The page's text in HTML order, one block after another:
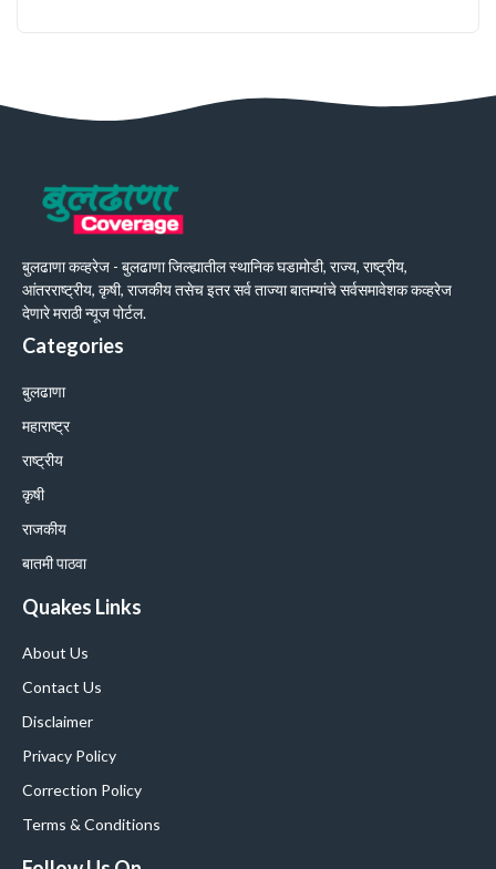
बुलढाणा कव्हरेज - बुलढाणा जिल्ह्यातील स्थानिक घडामोडी, राज्य, राष्ट्रीय,
आंतरराष्ट्रीय, कृषी, राजकीय तसेच इतर सर्व ताज्या बातम्यांचे सर्वसमावेशक कव्हरेज
देणारे मराठी न्यूज पोर्टल.
Categories
बुलढाणा
महाराष्ट्र
राष्ट्रीय
कृषी
राजकीय
बातमी पाठवा
Quakes Links
About Us
Contact Us
Disclaimer
Privacy Policy
Correction Policy
Terms & Conditions